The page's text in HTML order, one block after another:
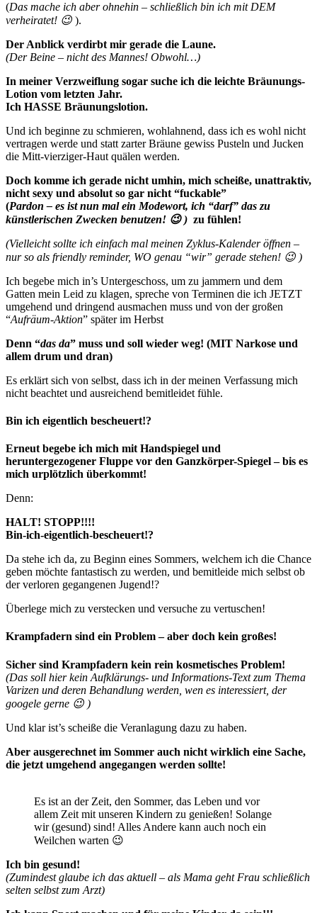
(Das mache ich aber ohnehin – schließlich bin ich mit DEM
verheiratet! 😉 ).
Der Anblick verdirbt mir gerade die Laune.
(Der Beine – nicht des Mannes! Obwohl…)
In meiner Verzweiflung sogar suche ich die leichte Bräunungs-
Lotion vom letzten Jahr.
Ich HASSE Bräunungslotion.
Und ich beginne zu schmieren, wohlahnend, dass ich es wohl nicht
vertragen werde und statt zarter Bräune gewiss Pusteln und Jucken
die Mitt-vierziger-Haut quälen werden.
Doch komme ich gerade nicht umhin, mich scheiße, unattraktiv,
nicht sexy und absolut so gar nicht “fuckable”
(Pardon – es ist nun mal ein Modewort, ich “darf” das zu
künstlerischen Zwecken benutzen! 😉 ) zu fühlen!
(Vielleicht sollte ich einfach mal meinen Zyklus-Kalender öffnen –
nur so als friendly reminder, WO genau “wir” gerade stehen! 😉 )
Ich begebe mich in’s Untergeschoss, um zu jammern und dem
Gatten mein Leid zu klagen, spreche von Terminen die ich JETZT
umgehend und dringend ausmachen muss und von der großen
“Aufräum-Aktion” später im Herbst
Denn “das da” muss und soll wieder weg! (MIT Narkose und
allem drum und dran)
Es erklärt sich von selbst, dass ich in der meinen Verfassung mich
nicht beachtet und ausreichend bemitleidet fühle.
Bin ich eigentlich bescheuert!?
Erneut begebe ich mich mit Handspiegel und
heruntergezogener Fluppe vor den Ganzkörper-Spiegel – bis es
mich urplötzlich überkommt!
Denn:
HALT! STOPP!!!!
Bin-ich-eigentlich-bescheuert!?
Da stehe ich da, zu Beginn eines Sommers, welchem ich die Chance
geben möchte fantastisch zu werden, und bemitleide mich selbst ob
der verloren gegangenen Jugend!?
Überlege mich zu verstecken und versuche zu vertuschen!
Krampfadern sind ein Problem – aber doch kein großes!
Sicher sind Krampfadern kein rein kosmetisches Problem!
(Das soll hier kein Aufklärungs- und Informations-Text zum Thema
Varizen und deren Behandlung werden, wen es interessiert, der
googele gerne 😉 )
Und klar ist’s scheiße die Veranlagung dazu zu haben.
Aber ausgerechnet im Sommer auch nicht wirklich eine Sache,
die jetzt umgehend angegangen werden sollte!
Es ist an der Zeit, den Sommer, das Leben und vor
allem Zeit mit unseren Kindern zu genießen! Solange
wir (gesund) sind! Alles Andere kann auch noch ein
Weilchen warten 😉
Ich bin gesund!
(Zumindest glaube ich das aktuell – als Mama geht Frau schließlich
selten selbst zum Arzt)